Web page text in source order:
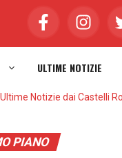
ULTIME NOTIZIE
Ultime Notizie dai Castelli
PIANO